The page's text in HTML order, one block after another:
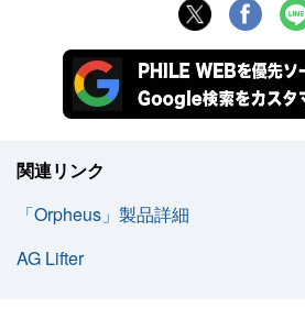
関連リンク
「Orpheus」製品詳細
AG Lifter